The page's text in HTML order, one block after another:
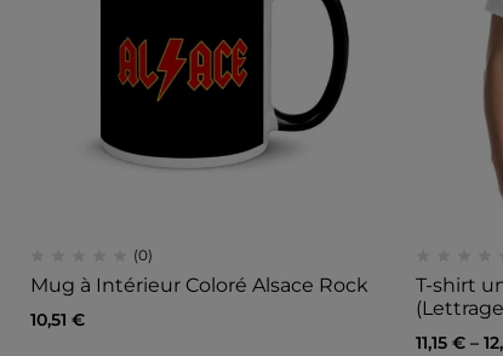
(0)
Mug à Intérieur Coloré Alsace Rock
10,51 €
T-shirt
11,15 € –